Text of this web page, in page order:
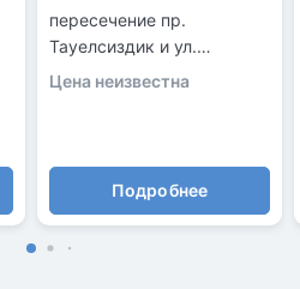
пересечение пр.
Тауелсиздик и ул.
Ш.Калдаякова
Цена неизвестна
Подробнее